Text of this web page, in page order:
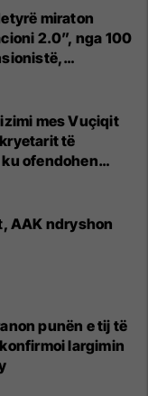
miraton
2.0”, nga 100
fëmijë dhe
mes Vuçiqit
të
ofendohen
Ortodokse
AAK ndryshon
punën e tij të
largimin